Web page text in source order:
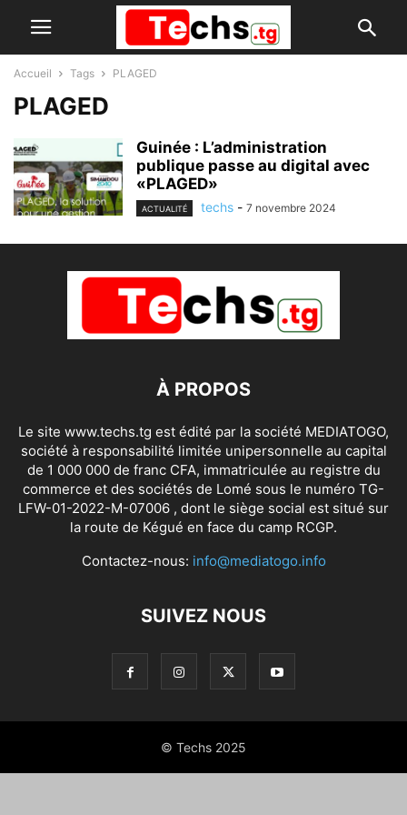
Accueil Tags PLAGED
PLAGED
Guinée : L’administration
publique passe au digital avec
«PLAGED»
ACTUALITÉ techs - 7 novembre 2024
À PROPOS
Le site www.techs.tg est édité par la société MEDIATOGO,
société à responsabilité limitée unipersonnelle au capital
de 1 000 000 de franc CFA, immatriculée au registre du
commerce et des sociétés de Lomé sous le numéro TG-
LFW-01-2022-M-07006 , dont le siège social est situé sur
la route de Kégué en face du camp RCGP.
Contactez-nous: info@mediatogo.info
SUIVEZ NOUS
© Techs 2025